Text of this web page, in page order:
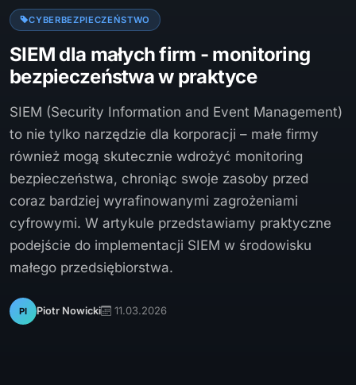
CYBERBEZPIECZEŃSTWO
SIEM dla małych firm - monitoring
bezpieczeństwa w praktyce
SIEM (Security Information and Event Management)
to nie tylko narzędzie dla korporacji – małe firmy
również mogą skutecznie wdrożyć monitoring
bezpieczeństwa, chroniąc swoje zasoby przed
coraz bardziej wyrafinowanymi zagrożeniami
cyfrowymi. W artykule przedstawiamy praktyczne
podejście do implementacji SIEM w środowisku
małego przedsiębiorstwa.
PI Piotr Nowicki 11.03.2026